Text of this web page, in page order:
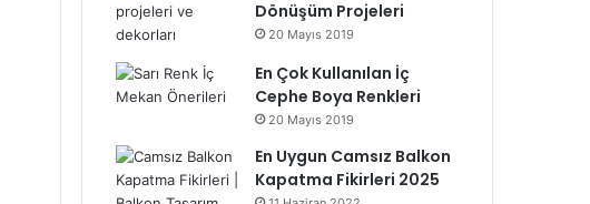
Dönüşüm Projeleri
20 Mayıs 2019
En Çok Kullanılan İç
Cephe Boya Renkleri
20 Mayıs 2019
En Uygun Camsız Balkon
Kapatma Fikirleri 2025